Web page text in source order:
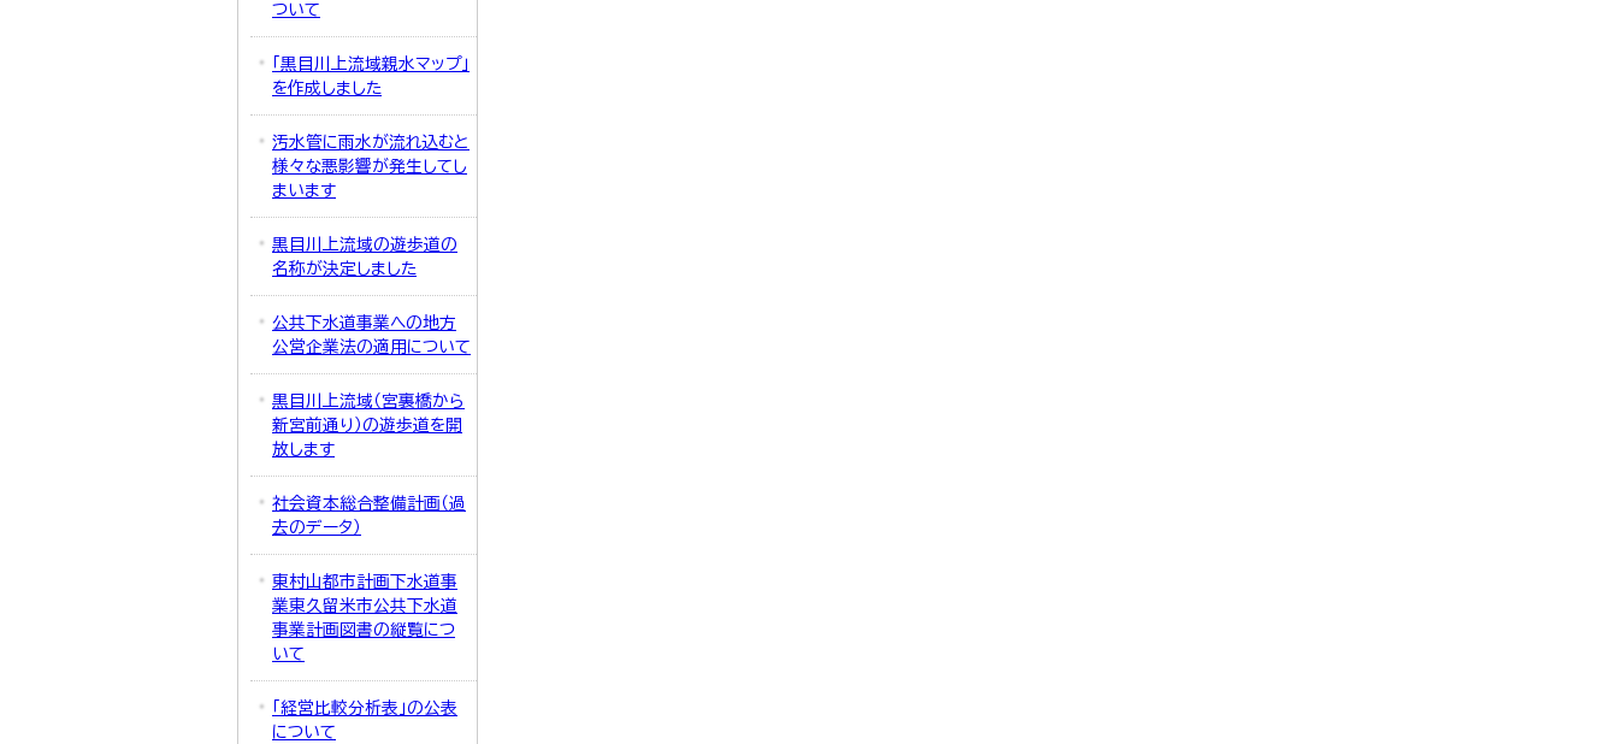
ついて
「黒目川上流域親水マップ」
を作成しました
汚水管に雨水が流れ込むと
様々な悪影響が発生してし
まいます
黒目川上流域の遊歩道の
名称が決定しました
公共下水道事業への地方
公営企業法の適用について
黒目川上流域（宮裏橋から
新宮前通り）の遊歩道を開
放します
社会資本総合整備計画（過
去のデータ）
東村山都市計画下水道事
業東久留米市公共下水道
事業計画図書の縦覧につ
いて
「経営比較分析表」の公表
について